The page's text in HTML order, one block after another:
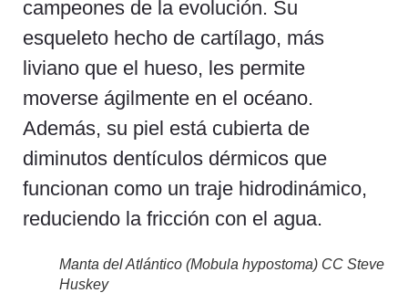
campeones de la evolución. Su
esqueleto hecho de cartílago, más
liviano que el hueso, les permite
moverse ágilmente en el océano.
Además, su piel está cubierta de
diminutos dentículos dérmicos que
funcionan como un traje hidrodinámico,
reduciendo la fricción con el agua.
Manta del Atlántico (Mobula hypostoma) CC Steve
Huskey